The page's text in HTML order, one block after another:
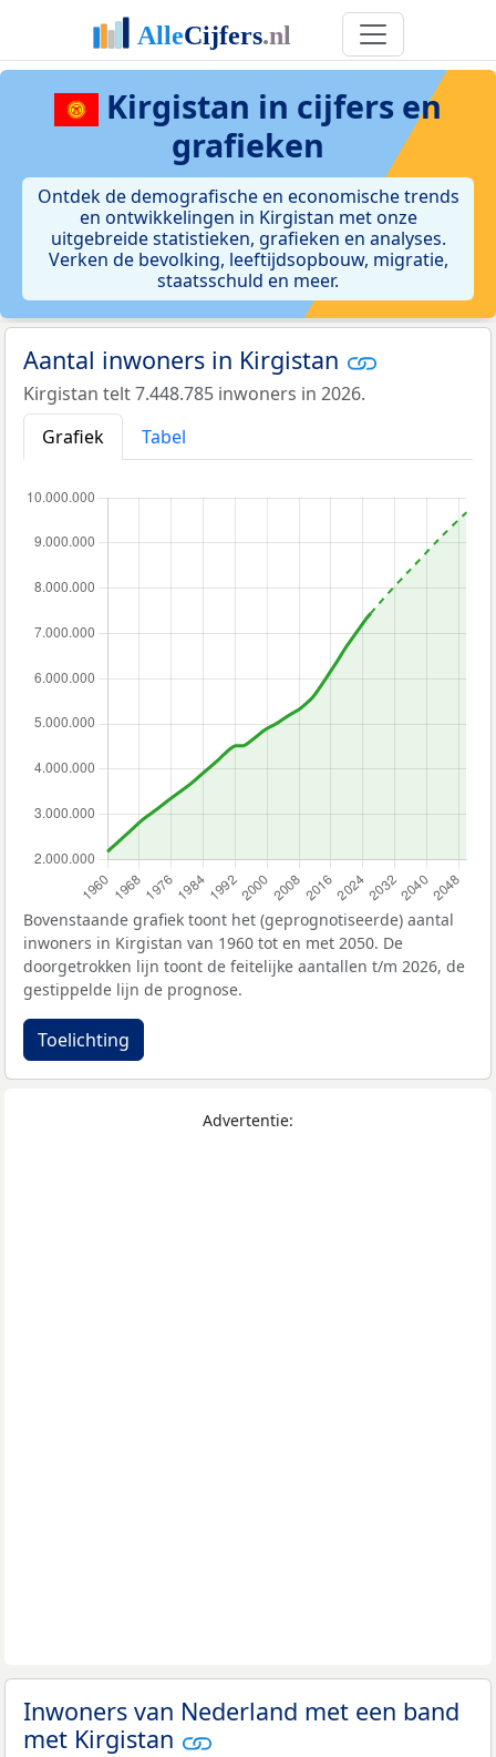
Kirgistan in cijfers en
grafieken
Ontdek de demografische en economische trends
en ontwikkelingen in Kirgistan met onze
uitgebreide statistieken, grafieken en analyses.
Verken de bevolking, leeftijdsopbouw, migratie,
staatsschuld en meer.
Aantal inwoners in Kirgistan
Kirgistan telt 7.448.785 inwoners in 2026.
Grafiek
Tabel
Bovenstaande grafiek toont het (geprognotiseerde) aantal
inwoners in Kirgistan van 1960 tot en met 2050. De
doorgetrokken lijn toont de feitelijke aantallen t/m 2026, de
gestippelde lijn de prognose.
Toelichting
Advertentie:
Inwoners van Nederland met een band
met Kirgistan